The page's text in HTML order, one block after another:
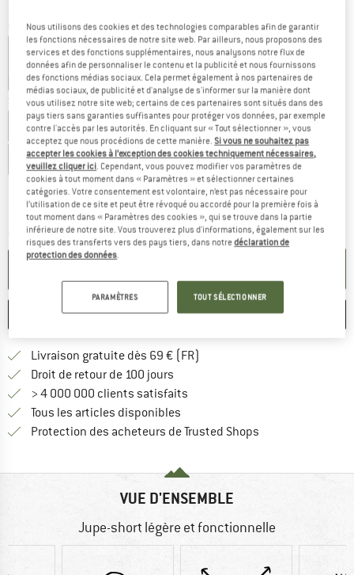
Couleur:Ultramarine
-20 % -20 % -22 %
Sélectionner taille:
EU34 EU36 EU38 EU40 EU42
EU44 EU46 EU48
Guide des tailles
Délai de livraison: 3-5 jours ouvrablesLe lien s'ouvre dans une boîte
Quantité:
ENREGISTRER COMPARER
Livraison gratuite dès 69 € (FR)
Droit de retour de 100 jours
> 4 000 000 clients satisfaits
Tous les articles disponibles
Protection des acheteurs de Trusted Shops
VUE D'ENSEMBLE
Jupe-short légère et fonctionnelle
Nous utilisons des cookies et des technologies comparables afin de garantir
les fonctions nécessaires de notre site web. Par ailleurs, nous proposons des
services et des fonctions supplémentaires, nous analysons notre flux de
données afin de personnaliser le contenu et la publicité et nous fournissons
des fonctions médias sociaux. Cela permet également à nos partenaires de
médias sociaux, de publicité et d'analyse de s'informer sur la manière dont
vous utilisez notre site web; certains de ces partenaires sont situés dans des
pays tiers sans garanties suffisantes pour protéger vos données, par exemple
contre l'accès par les autorités. En cliquant sur « Tout sélectionner », vous
acceptez que nous procédions de cette manière.Si vous ne souhaitez pas
accepter les cookies à l’exception des cookies techniquement nécessaires,
veuillez cliquer ici. Cependant, vous pouvez modifier vos paramètres de
cookies à tout moment dans « Paramètres » et sélectionner certaines
catégories. Votre consentement est volontaire, n’est pas nécessaire pour
l’utilisation de ce site et peut être révoqué ou accordé pour la première fois à
tout moment dans « Paramètres des cookies », qui se trouve dans la partie
inférieure de notre site. Vous trouverez plus d'informations, également sur les
risques des transferts vers des pays tiers, dans notredéclaration de
protection des données.
PARAMÈTRES TOUT SÉLECTIONNER